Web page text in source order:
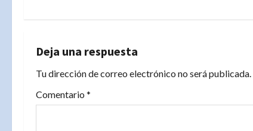
a
c
i
Deja una respuesta
Tu dirección de correo electrónico no será publicada.
Comentario *